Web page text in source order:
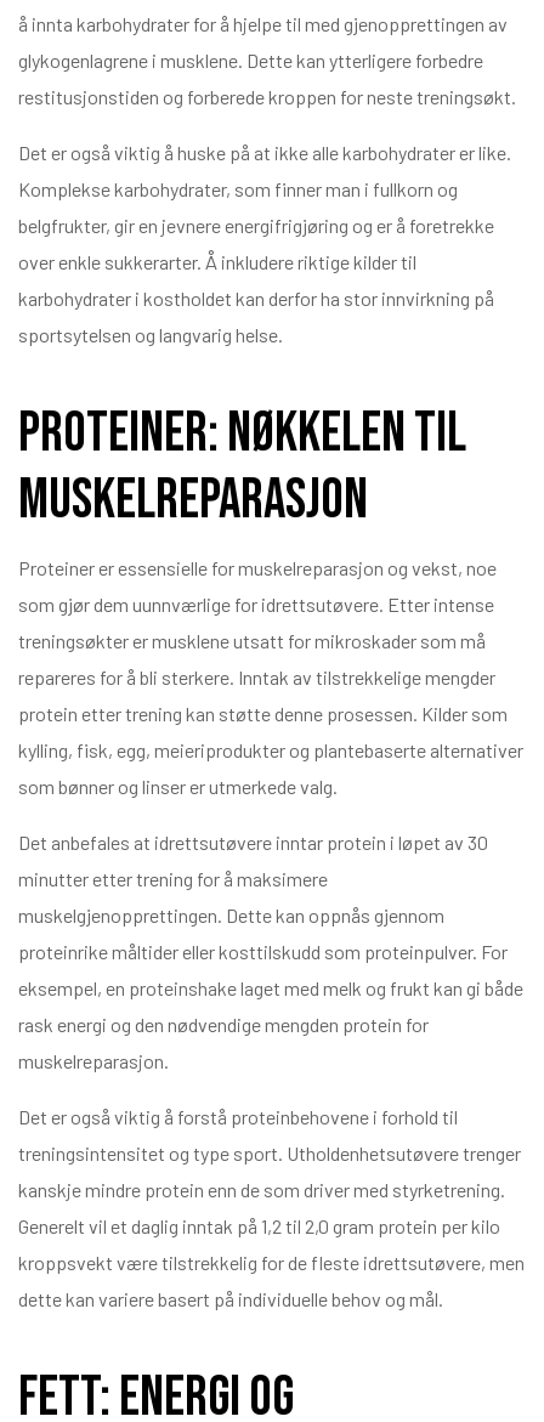
å innta karbohydrater for å hjelpe til med gjenopprettingen av
glykogenlagrene i musklene. Dette kan ytterligere forbedre
restitusjonstiden og forberede kroppen for neste treningsøkt.
Det er også viktig å huske på at ikke alle karbohydrater er like.
Komplekse karbohydrater, som finner man i fullkorn og
belgfrukter, gir en jevnere energifrigjøring og er å foretrekke
over enkle sukkerarter. Å inkludere riktige kilder til
karbohydrater i kostholdet kan derfor ha stor innvirkning på
sportsytelsen og langvarig helse.
Proteiner: Nøkkelen til
muskelreparasjon
Proteiner er essensielle for muskelreparasjon og vekst, noe
som gjør dem uunnværlige for idrettsutøvere. Etter intense
treningsøkter er musklene utsatt for mikroskader som må
repareres for å bli sterkere. Inntak av tilstrekkelige mengder
protein etter trening kan støtte denne prosessen. Kilder som
kylling, fisk, egg, meieriprodukter og plantebaserte alternativer
som bønner og linser er utmerkede valg.
Det anbefales at idrettsutøvere inntar protein i løpet av 30
minutter etter trening for å maksimere
muskelgjenopprettingen. Dette kan oppnås gjennom
proteinrike måltider eller kosttilskudd som proteinpulver. For
eksempel, en proteinshake laget med melk og frukt kan gi både
rask energi og den nødvendige mengden protein for
muskelreparasjon.
Det er også viktig å forstå proteinbehovene i forhold til
treningsintensitet og type sport. Utholdenhetsutøvere trenger
kanskje mindre protein enn de som driver med styrketrening.
Generelt vil et daglig inntak på 1,2 til 2,0 gram protein per kilo
kroppsvekt være tilstrekkelig for de fleste idrettsutøvere, men
dette kan variere basert på individuelle behov og mål.
Fett: Energi og